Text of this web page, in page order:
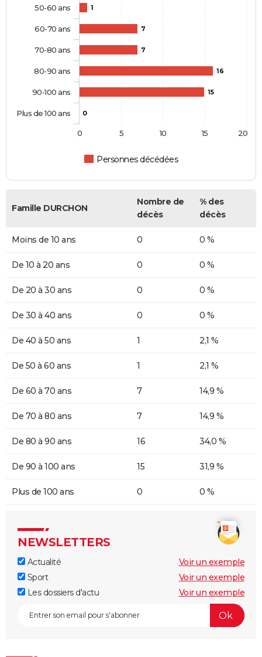
1
7
7
16
15
0
Personnes décédées
50-60 ans
60-70 ans
70-80 ans
80-90 ans
90-100 ans
Plus de 100 ans
0 5 10 15 20
Famille DURCHON
Nombre de
décès
% des
décès
Moins de 10 ans 0 0 %
De 10 à 20 ans 0 0 %
De 20 à 30 ans 0 0 %
De 30 à 40 ans 0 0 %
De 40 à 50 ans 1 2,1 %
De 50 à 60 ans 1 2,1 %
De 60 à 70 ans 7 14,9 %
De 70 à 80 ans 7 14,9 %
De 80 à 90 ans 16 34,0 %
De 90 à 100 ans 15 31,9 %
Plus de 100 ans 0 0 %
NEWSLETTERS
Actualité
Voir un exemple
Sport
Voir un exemple
Les dossiers d'actu
Voir un exemple